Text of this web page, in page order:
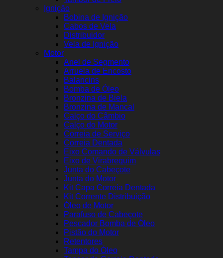
Ignição
Bobina de Ignição
Cabos de Vela
Distribuidor
Vela de Ignição
Motor
Anel de Segmento
Arruela de Encosto
Balancins
Bomba de Óleo
Bronzina de Biela
Bronzina de Mancal
Calço do Câmbio
Calço do Motor
Correia de Serviço
Correia Dentada
Eixo Comando de Válvulas
Eixo de Virabrequim
Junta do Cabeçote
Junta do Motor
Kit Capa Correia Dentada
Kit Corrente Distribuição
Óleo de Motor
Parafuso de Cabeçote
Pescador Bomba de Óleo
Pistão do Motor
Retentores
Tampa do Óleo